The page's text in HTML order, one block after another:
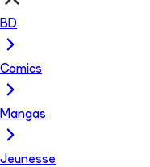
BD
Comics
Mangas
Jeunesse